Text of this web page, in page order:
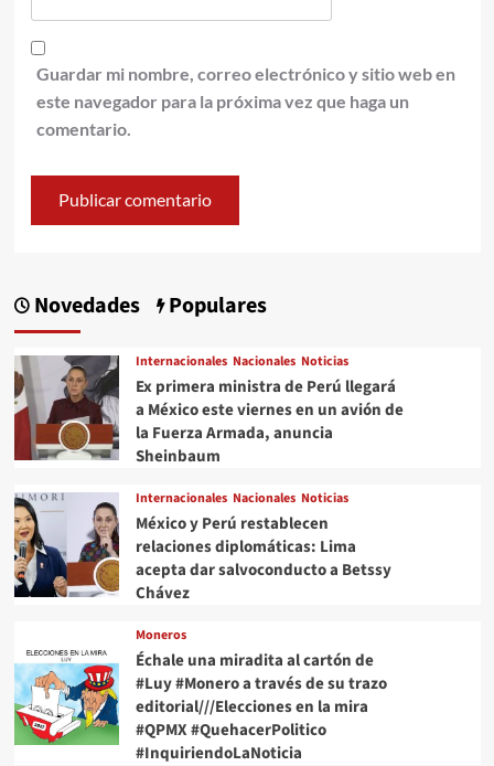
Guardar mi nombre, correo electrónico y sitio web en
este navegador para la próxima vez que haga un
comentario.
Novedades Populares
Internacionales Nacionales Noticias
Ex primera ministra de Perú llegará
a México este viernes en un avión de
la Fuerza Armada, anuncia
Sheinbaum
Internacionales Nacionales Noticias
México y Perú restablecen
relaciones diplomáticas: Lima
acepta dar salvoconducto a Betssy
Chávez
Moneros
Échale una miradita al cartón de
#Luy #Monero a través de su trazo
editorial///Elecciones en la mira
#QPMX #QuehacerPolitico
#InquiriendoLaNoticia